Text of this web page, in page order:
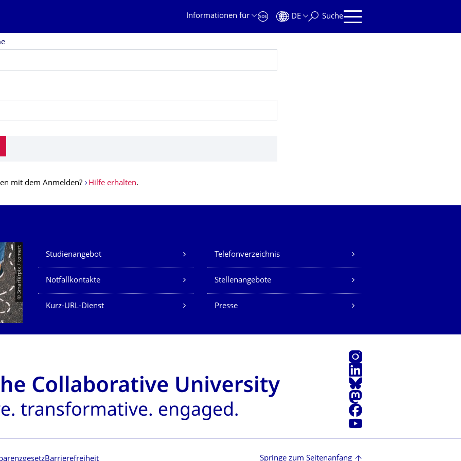
Informationen für
DE Suche
mit dem Anmelden? Hilfe erhalten.
© Smarterpix / tomert Unsere Dienste
Studienangebot Telefonverzeichnis
Notfallkontakte Stellenangebote
Kurz-URL-Dienst Presse
Instagram
LinkedIn
Bluesky
Mastodon
Facebook
Youtube
Barrierefreiheit Springe zum Seitenanfang